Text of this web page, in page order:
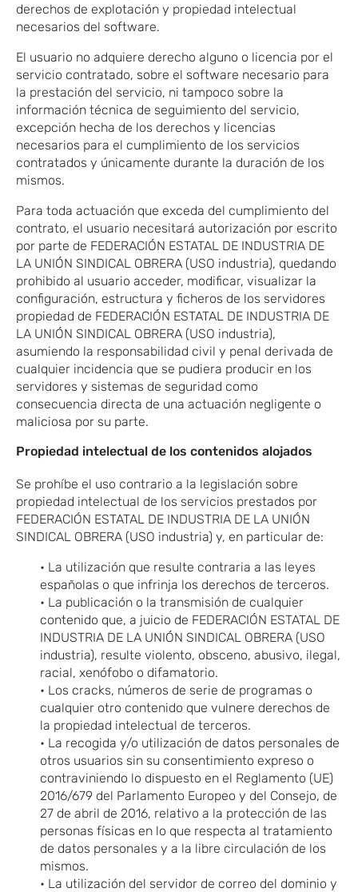
derechos de explotación y propiedad intelectual
necesarios del software.
El usuario no adquiere derecho alguno o licencia por el
servicio contratado, sobre el software necesario para
la prestación del servicio, ni tampoco sobre la
información técnica de seguimiento del servicio,
excepción hecha de los derechos y licencias
necesarios para el cumplimiento de los servicios
contratados y únicamente durante la duración de los
mismos.
Para toda actuación que exceda del cumplimiento del
contrato, el usuario necesitará autorización por escrito
por parte de FEDERACIÓN ESTATAL DE INDUSTRIA DE
LA UNIÓN SINDICAL OBRERA (USO industria), quedando
prohibido al usuario acceder, modificar, visualizar la
configuración, estructura y ficheros de los servidores
propiedad de FEDERACIÓN ESTATAL DE INDUSTRIA DE
LA UNIÓN SINDICAL OBRERA (USO industria),
asumiendo la responsabilidad civil y penal derivada de
cualquier incidencia que se pudiera producir en los
servidores y sistemas de seguridad como
consecuencia directa de una actuación negligente o
maliciosa por su parte.
Propiedad intelectual de los contenidos alojados
Se prohíbe el uso contrario a la legislación sobre
propiedad intelectual de los servicios prestados por
FEDERACIÓN ESTATAL DE INDUSTRIA DE LA UNIÓN
SINDICAL OBRERA (USO industria) y, en particular de:
• La utilización que resulte contraria a las leyes
españolas o que infrinja los derechos de terceros.
• La publicación o la transmisión de cualquier
contenido que, a juicio de FEDERACIÓN ESTATAL DE
INDUSTRIA DE LA UNIÓN SINDICAL OBRERA (USO
industria), resulte violento, obsceno, abusivo, ilegal,
racial, xenófobo o difamatorio.
• Los cracks, números de serie de programas o
cualquier otro contenido que vulnere derechos de
la propiedad intelectual de terceros.
• La recogida y/o utilización de datos personales de
otros usuarios sin su consentimiento expreso o
contraviniendo lo dispuesto en el Reglamento (UE)
2016/679 del Parlamento Europeo y del Consejo, de
27 de abril de 2016, relativo a la protección de las
personas físicas en lo que respecta al tratamiento
de datos personales y a la libre circulación de los
mismos.
• La utilización del servidor de correo del dominio y